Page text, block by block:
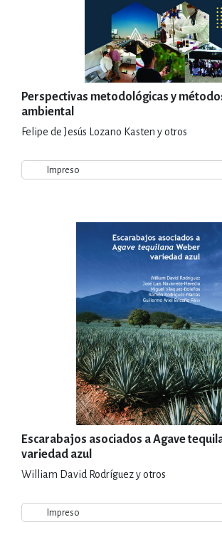
Perspectivas metodológicas y
ambiental
Felipe de Jesús Lozano Kasten y otros
Impreso
Escarabajos asociados a Agave
variedad azul
William David Rodríguez y otros
Impreso